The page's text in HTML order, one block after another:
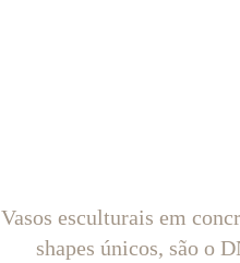
Vasos esculturais em
shapes únicos, são o